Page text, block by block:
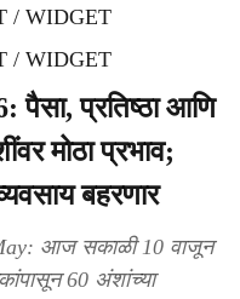
/ WIDGET
/ WIDGET
प्रतिष्ठा आणि
मोठा प्रभाव;
बहरणार
आज सकाळी 10 वाजून
60 अंशांच्या